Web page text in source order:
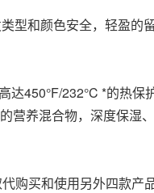
型和颜色安全，轻盈的
450°F/232°C *的热保
营养混合物，深度保湿
购买和使用另外四款产